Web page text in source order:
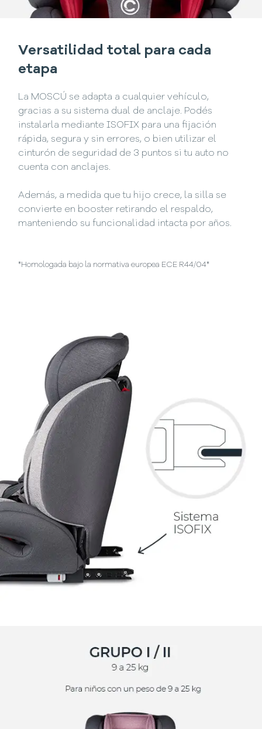
Versatilidad total para cada
etapa
La MOSCÚ se adapta a cualquier vehículo,
gracias a su sistema dual de anclaje. Podés
instalarla mediante ISOFIX para una fijación
rápida, segura y sin errores, o bien utilizar el
cinturón de seguridad de 3 puntos si tu auto no
cuenta con anclajes.
Además, a medida que tu hijo crece, la silla se
convierte en booster retirando el respaldo,
manteniendo su funcionalidad intacta por años.
*Homologada bajo la normativa europea ECE R44/04*